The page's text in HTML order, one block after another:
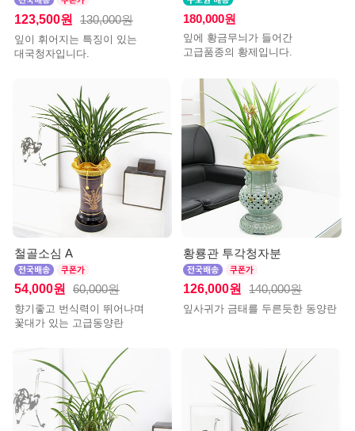
123,500원 130,000원
잎이 휘어지는 특징이 있는
대국청자입니다.
180,000원
잎에 황금무늬가 들어간
고급품종의 황제입니다.
철골소심 A
54,000원 60,000원
향기좋고 번식력이 뛰어나며
꽃대가 있는 고급동양란
황룡관 투각청자분
126,000원 140,000원
잎사귀가 금태를 두른듯한 동양란